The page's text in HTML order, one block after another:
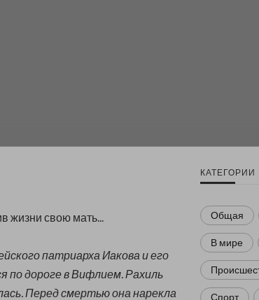
жизни свою мать...
патриарха Иакова и его
по дороге в Вифлием. Рахиль
Перед смертью она нарекла
КАТЕГОРИИ
Общая
В мире
Спорт